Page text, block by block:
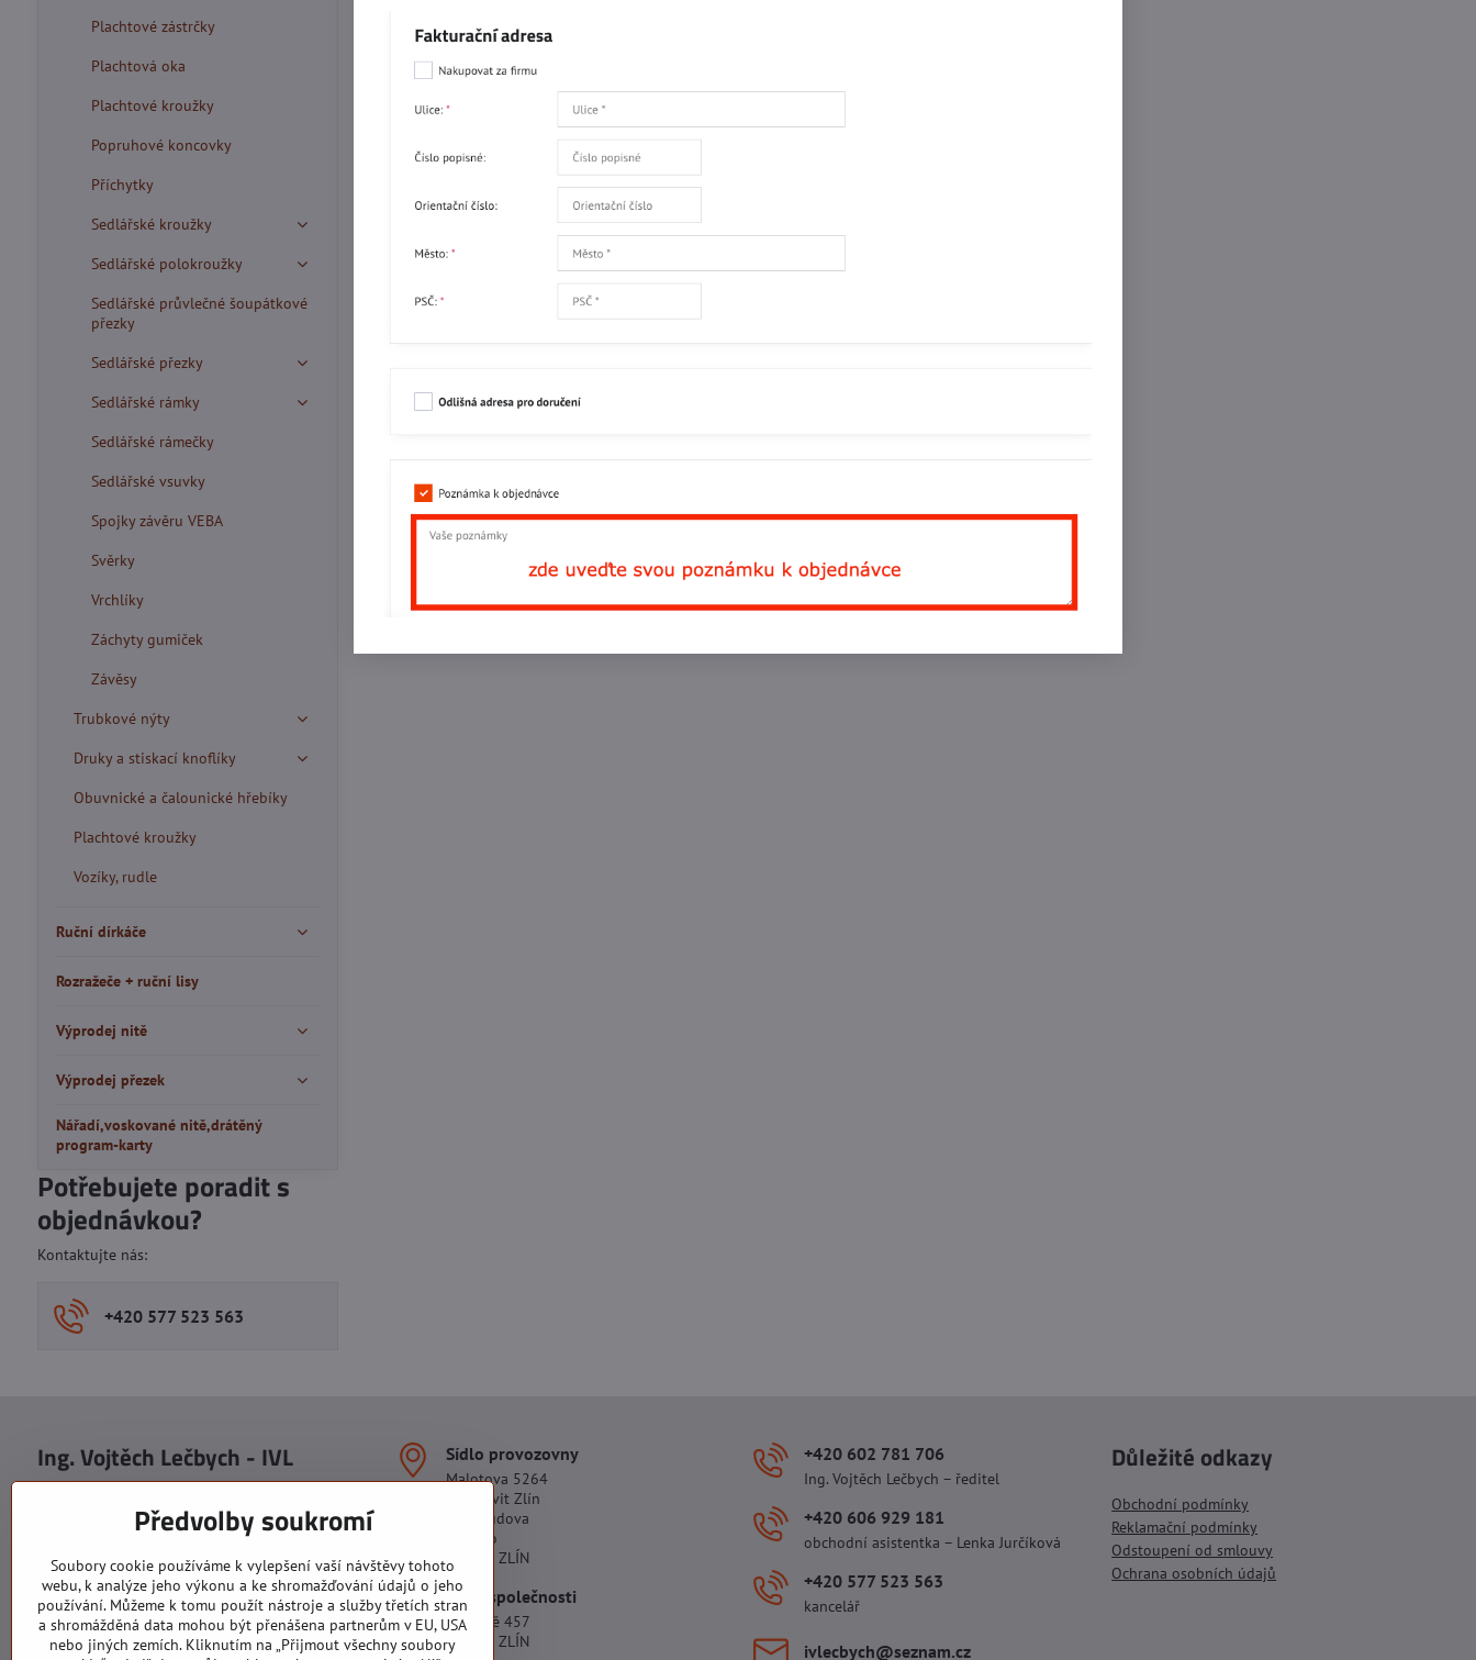
Plachtové zástrčky
Plachtová oka
Plachtové kroužky
Popruhové koncovky
Příchytky
Sedlářské kroužky
Sedlářské polokroužky
Sedlářské průvlečné šoupátkové
přezky
Sedlářské přezky
Sedlářské rámky
Sedlářské rámečky
Sedlářské vsuvky
Spojky závěru VEBA
Svěrky
Vrchlíky
Záchyty gumiček
Závěsy
Trubkové nýty
Druky a stiskací knoflíky
Obuvnické a čalounické hřebíky
Plachtové kroužky
Vozíky, rudle
Ruční dírkáče
Rozražeče + ruční lisy
Výprodej nitě
Výprodej přezek
Nářadí,voskované nitě,drátěný
program-karty
Potřebujete poradit s
objednávkou?
Kontaktujte nás:
+420 577 523 563
Ing. Vojtěch Lečbych - IVL
DIČ: CZ5602130809
IČO: 29007356
DIČ: CZ29007356
Sídlo provozovny
Malotova 5264
Areál Svit Zlín
113. budova
1. patro
760 01 ZLÍN
Sídlo společnosti
U Hřiště 457
760 01 ZLÍN
+420 602 781 706
Ing. Vojtěch Lečbych – ředitel
+420 606 929 181
obchodní asistentka – Lenka Jurčíková
+420 577 523 563
kancelář
ivlecbych​@seznam​.cz
Důležité odkazy
Obchodní podmínky
Reklamační podmínky
Odstoupení od smlouvy
Ochrana osobních údajů
Předvolby soukromí
Soubory cookie používáme k vylepšení vaší návštěvy tohoto
webu, k analýze jeho výkonu a ke shromažďování údajů o jeho
používání. Můžeme k tomu použít nástroje a služby třetích stran
a shromážděná data mohou být přenášena partnerům v EU, USA
nebo jiných zemích. Kliknutím na „Přijmout všechny soubory